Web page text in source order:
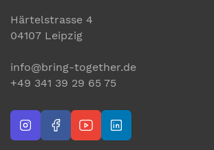
Härtelstrasse 4
04107 Leipzig
info@bring-together.de
+49 341 39 29 65 75